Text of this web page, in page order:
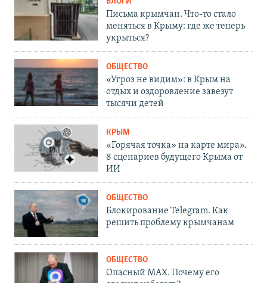
Письма крымчан. Что-то стало
меняться в Крыму: где же теперь
укрыться?
ОБЩЕСТВО
«Угроз не видим»: в Крым на
отдых и оздоровление завезут
тысячи детей
КРЫМ
«Горячая точка» на карте мира».
8 сценариев будущего Крыма от
ИИ
ОБЩЕСТВО
Блокирование Telegram. Как
решить проблему крымчанам
ОБЩЕСТВО
Опасный MAX. Почему его